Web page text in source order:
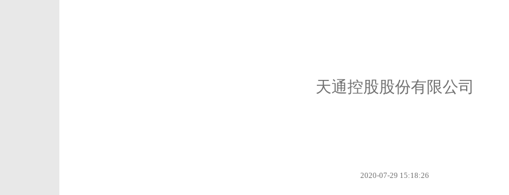
天通控股股份有限公司
2020-07-29 15:18:26